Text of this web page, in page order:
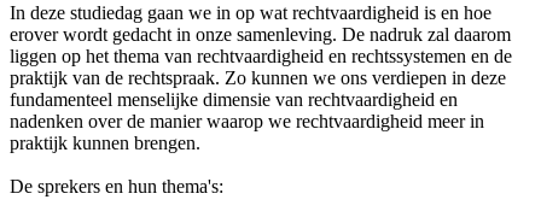
In deze studiedag gaan we in op wat rechtvaardigheid is en hoe
erover wordt gedacht in onze samenleving. De nadruk zal daarom
liggen op het thema van rechtvaardigheid en rechtssystemen en de
praktijk van de rechtspraak. Zo kunnen we ons verdiepen in deze
fundamenteel menselijke dimensie van rechtvaardigheid en
nadenken over de manier waarop we rechtvaardigheid meer in
praktijk kunnen brengen.
De sprekers en hun thema's: